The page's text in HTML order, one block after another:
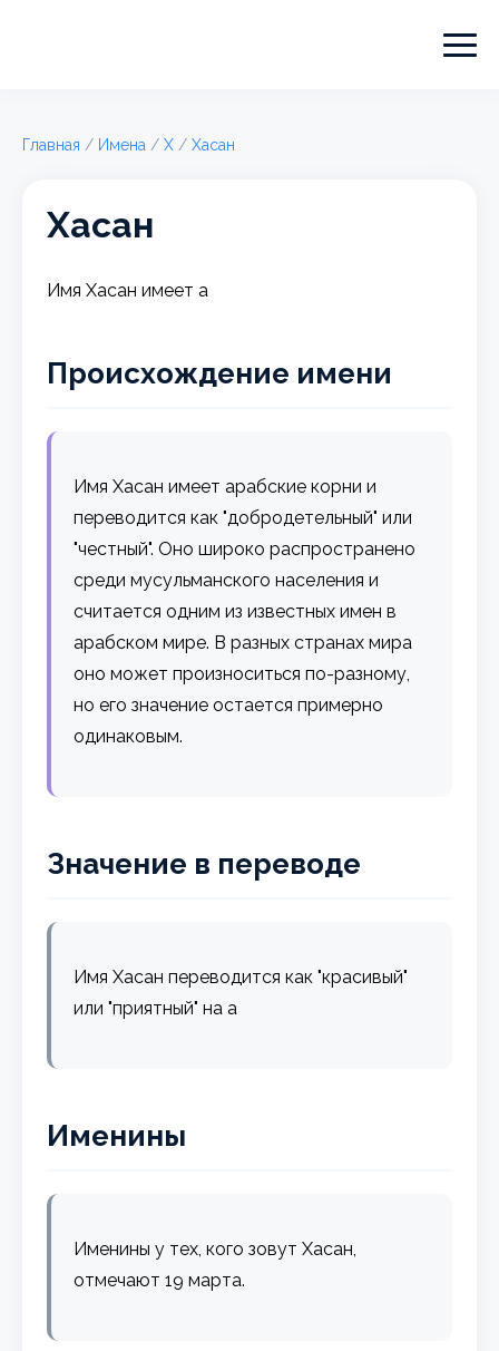
Главная / Имена / Х / Хасан
Хасан
Имя Хасан имеет а
Происхождение имени
Имя Хасан имеет арабские корни и
переводится как "добродетельный" или
"честный". Оно широко распространено
среди мусульманского населения и
считается одним из известных имен в
арабском мире. В разных странах мира
оно может произноситься по-разному,
но его значение остается примерно
одинаковым.
Значение в переводе
Имя Хасан переводится как "красивый"
или "приятный" на а
Именины
Именины у тех, кого зовут Хасан,
отмечают 19 марта.